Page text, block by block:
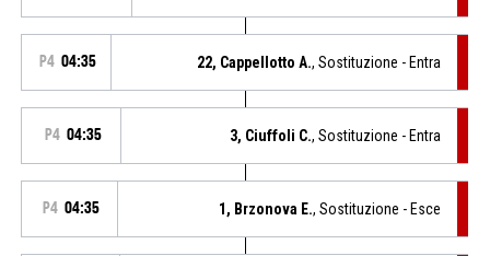
P4 04:35 22, Cappellotto A., Sostituzione - Entra
P4 04:35 3, Ciuffoli C., Sostituzione - Entra
P4 04:35 1, Brzonova E., Sostituzione - Esce